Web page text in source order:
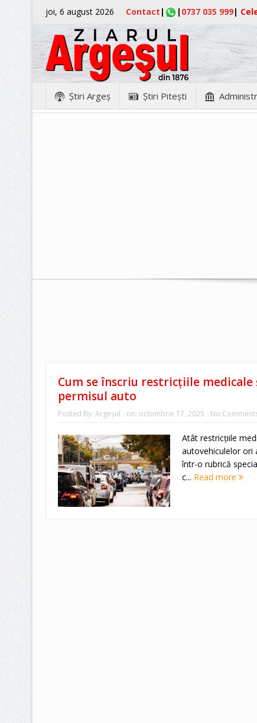
joi, 6 august 2026 Contact | | 0737 035 999|
Ştiri Argeş Ştiri Piteşti
Cum se înscriu restricțiile
permisul auto
Posted By: Argeşul on: octombrie 17, 2025 No
Atât restricțiile
autovehiculelor ori
într-o rubrică
c... Read more